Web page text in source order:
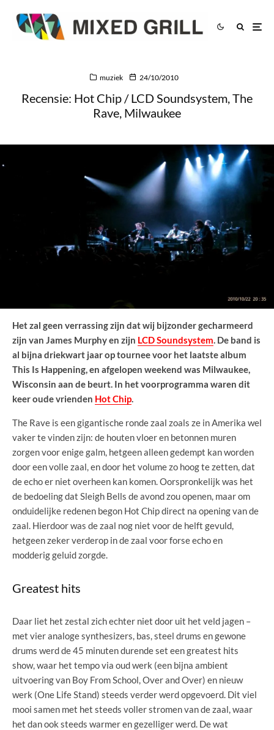
muziek 24/10/2010
Recensie: Hot Chip / LCD Soundsystem, The
Rave, Milwaukee
Het zal geen verrassing zijn dat wij bijzonder gecharmeerd
zijn van James Murphy en zijn LCD Soundsystem. De band is
al bijna driekwart jaar op tournee voor het laatste album
This Is Happening, en afgelopen weekend was Milwaukee,
Wisconsin aan de beurt. In het voorprogramma waren dit
keer oude vrienden Hot Chip.
The Rave is een gigantische ronde zaal zoals ze in Amerika wel
vaker te vinden zijn: de houten vloer en betonnen muren
zorgen voor enige galm, hetgeen alleen gedempt kan worden
door een volle zaal, en door het volume zo hoog te zetten, dat
de echo er niet overheen kan komen. Oorspronkelijk was het
de bedoeling dat Sleigh Bells de avond zou openen, maar om
onduidelijke redenen begon Hot Chip direct na opening van de
zaal. Hierdoor was de zaal nog niet voor de helft gevuld,
hetgeen zeker verderop in de zaal voor forse echo en
modderig geluid zorgde.
Greatest hits
Daar liet het zestal zich echter niet door uit het veld jagen –
met vier analoge synthesizers, bas, steel drums en gewone
drums werd de 45 minuten durende set een greatest hits
show, waar het tempo via oud werk (een bijna ambient
uitvoering van Boy From School, Over and Over) en nieuw
werk (One Life Stand) steeds verder werd opgevoerd. Dit viel
mooi samen met het steeds voller stromen van de zaal, waar
het dan ook steeds warmer en gezelliger werd. De wat